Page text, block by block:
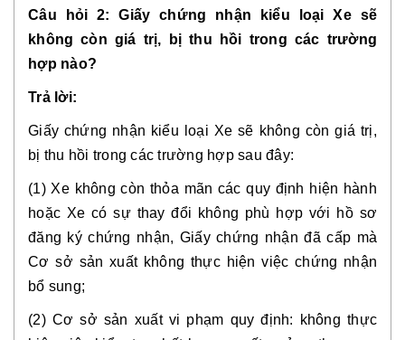
Câu hỏi 2: Giấy chứng nhận kiểu loại Xe sẽ
không còn giá trị, bị thu hồi trong các trường
hợp nào?
Trả lời:
Giấy chứng nhận kiểu loại Xe sẽ không còn giá trị,
bị thu hồi trong các trường hợp sau đây:
(1) Xe không còn thỏa mãn các quy định hiện hành
hoặc Xe có sự thay đổi không phù hợp với hồ sơ
đăng ký chứng nhận, Giấy chứng nhận đã cấp mà
Cơ sở sản xuất không thực hiện việc chứng nhận
bổ sung;
(2) Cơ sở sản xuất vi phạm quy định: không thực